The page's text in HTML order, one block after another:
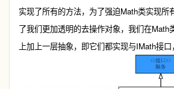
实现了所有的方法，为了强迫Math类实现所
了我们更加透明的去操作对象，我们在Math
上加上一层抽象，即它们都实现与IMath接口